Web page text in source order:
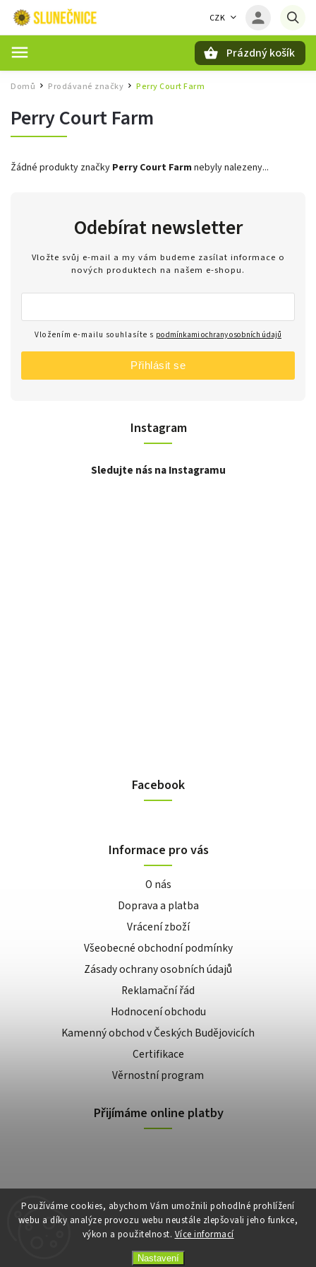
Používáme cookies, abychom Vám umožnili pohodlné prohlížení
webu a díky analýze provozu webu neustále zlepšovali jeho funkce,
výkon a použitelnost. Více informací
Nastavení
CZK
Prázdný košík
Domů / Prodávané značky / Perry Court Farm
Perry Court Farm
Žádné produkty značky Perry Court Farm nebyly nalezeny...
Instagram
Sledujte nás na Instagramu
Odebírat newsletter
Vložte svůj e-mail a my vám budeme zasílat informace o
nových produktech na našem e-shopu.
Vložením e-mailu souhlasíte s podmínkami ochrany osobních údajů
Přihlásit se
Facebook
Informace pro vás
O nás
Doprava a platba
Vrácení zboží
Všeobecné obchodní podmínky
Zásady ochrany osobních údajů
Reklamační řád
Hodnocení obchodu
Kamenný obchod v Českých Budějovicích
Certifikace
Věrnostní program
Přijímáme online platby
Copyright 2026E-shop Slunečnice. Všechna práva vyhrazena.
VytvořilShoptet| Design